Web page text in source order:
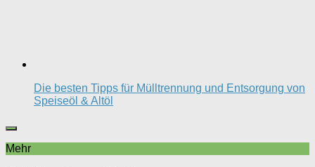
Die besten Tipps für Mülltrennung und Entsorgung von
Speiseöl & Altöl
Mehr